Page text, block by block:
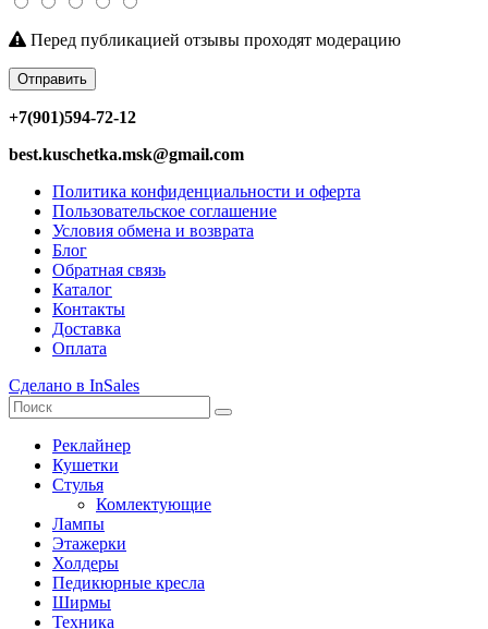
Перед публикацией отзывы проходят модерацию
Отправить
+7(901)594-72-12
best.kuschetka.msk@gmail.com
Политика конфиденциальности и оферта
Пользовательское соглашение
Условия обмена и возврата
Блог
Обратная связь
Каталог
Контакты
Доставка
Оплата
Сделано в InSales
Реклайнер
Кушетки
Стулья
Комлектующие
Лампы
Этажерки
Холдеры
Педикюрные кресла
Ширмы
Техника